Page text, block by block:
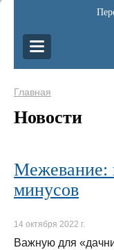
Главная
Новости
Межевание:
минусов
14 октября 2022 г.
Важную для